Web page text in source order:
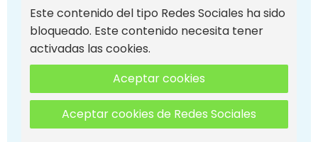
Este contenido del tipo Redes Sociales ha sido
bloqueado. Este contenido necesita tener
activadas las cookies.
Aceptar cookies
Aceptar cookies de Redes Sociales